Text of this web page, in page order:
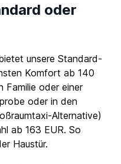
oder
unsere Standard-
Komfort ab 140
Familie oder einer
oder in den
Alternative)
ab 163 EUR. So
Haustür.